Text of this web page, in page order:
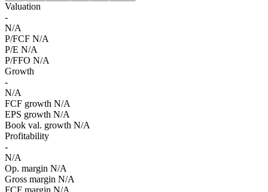
Valuation
-
N/A
P/FCF N/A
P/E N/A
P/FFO N/A
Growth
-
N/A
FCF growth N/A
EPS growth N/A
Book val. growth N/A
Profitability
-
N/A
Op. margin N/A
Gross margin N/A
FCF margin N/A